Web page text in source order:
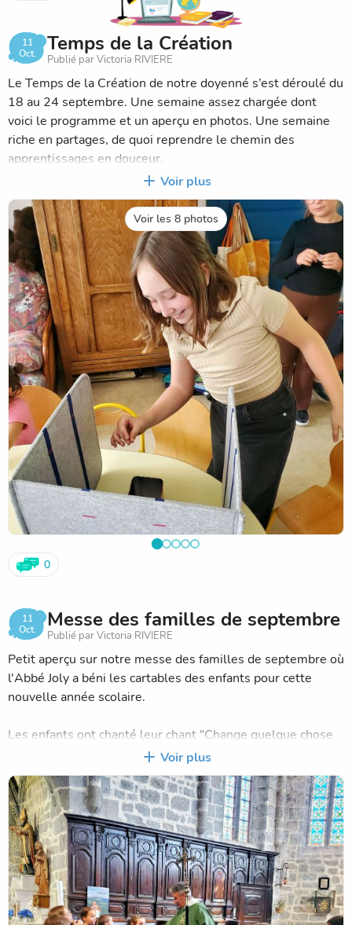
11
Oct.
Temps de la Création
Publié par Victoria RIVIERE
Le Temps de la Création de notre doyenné s’est déroulé du
18 au 24 septembre. Une semaine assez chargée dont
voici le programme et un aperçu en photos. Une semaine
riche en partages, de quoi reprendre le chemin des
apprentissages en douceur.
Objectifs à l’école : embellir notre impasse : customisation
de la porte d’entrée et plantation d’un arbuste dans un pot.
Transformation de notre potager en basse-cour en lien
avec la paroisse. Prendre soin et respecter nos nouveaux
habitants.
Mise en route du projet Eco-école de l’année avec élections
des délégués et réalisation du diagnostic. Cette année
nous avons choisi comme thème : la santé. Un très bel
investissement des enfants ! Bravo !
Clean Walk : nettoyage de la nature. Nous en avons profité
pour faire une sortie contemplative par la même occasion
et profiter des nombreuses richesses qui nous entourent.
Voir plus
Voir les 8 photos
0
11
Oct.
Messe des familles de septembre
Publié par Victoria RIVIERE
Petit aperçu sur notre messe des familles de septembre où
l'Abbé Joly a béni les cartables des enfants pour cette
nouvelle année scolaire.
Les enfants ont chanté leur chant "Change quelque chose
dans ta vie" et dansé le flash mob "Comment ne pas te
louer".
Une très belle célébration où les sourires étaient au
rendez-vous sous la bienveillance de Dieu.
Voir plus